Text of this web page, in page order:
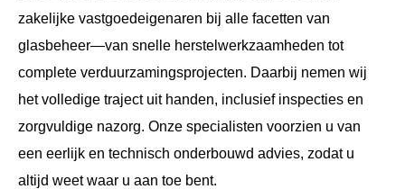
zakelijke vastgoedeigenaren bij alle facetten van
glasbeheer—van snelle herstelwerkzaamheden tot
complete verduurzamingsprojecten. Daarbij nemen wij
het volledige traject uit handen, inclusief inspecties en
zorgvuldige nazorg. Onze specialisten voorzien u van
een eerlijk en technisch onderbouwd advies, zodat u
altijd weet waar u aan toe bent.